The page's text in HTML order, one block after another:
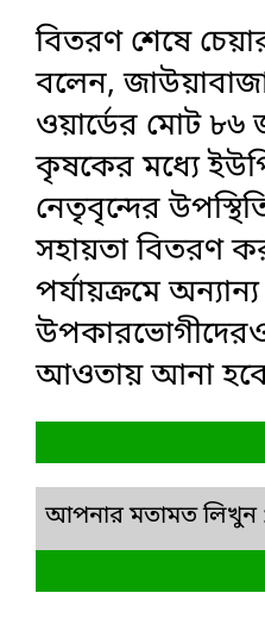
বিতরণ শেষে
বলেন,
ওয়ার্ডের মোট ৮৬
কৃষকের মধ্যে
নেতৃবৃন্দের
সহায়তা বিতরণ
পর্যায়ক্রমে অন্যান্য
আওতায় আনা
আপনার মতামত লিখুন